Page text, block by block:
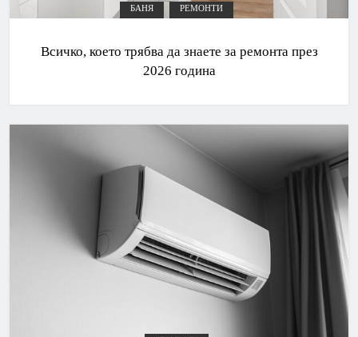
БАНЯ РЕМОНТИ
Всичко, което трябва да знаете за ремонта през
2026 година